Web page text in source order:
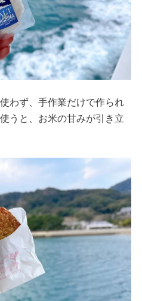
わず、手作業だけで作られ
うと、お米の甘みが引き立